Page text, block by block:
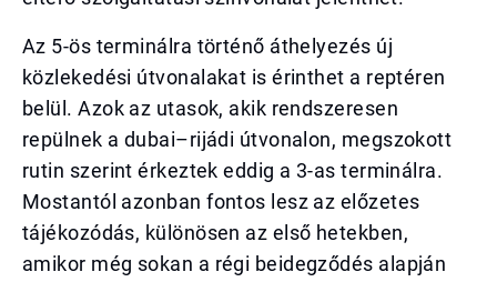
Az 5-ös terminálra történő áthelyezés új
közlekedési útvonalakat is érinthet a reptéren
belül. Azok az utasok, akik rendszeresen
repülnek a dubai–rijádi útvonalon, megszokott
rutin szerint érkeztek eddig a 3-as terminálra.
Mostantól azonban fontos lesz az előzetes
tájékozódás, különösen az első hetekben,
amikor még sokan a régi beidegződés alapján